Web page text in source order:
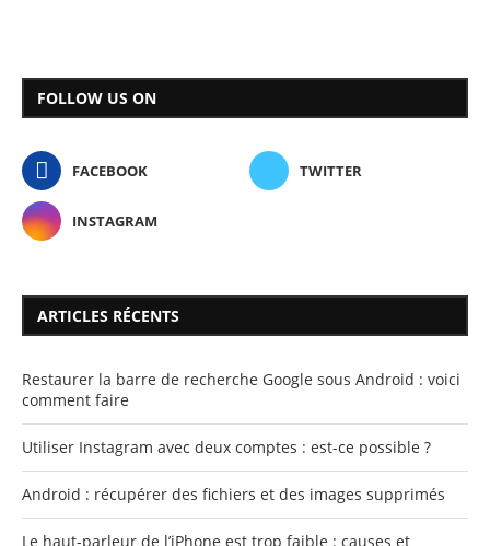
FOLLOW US ON
FACEBOOK TWITTER
INSTAGRAM
ARTICLES RÉCENTS
Restaurer la barre de recherche Google sous Android : voici
comment faire
Utiliser Instagram avec deux comptes : est-ce possible ?
Android : récupérer des fichiers et des images supprimés
Le haut-parleur de l’iPhone est trop faible : causes et